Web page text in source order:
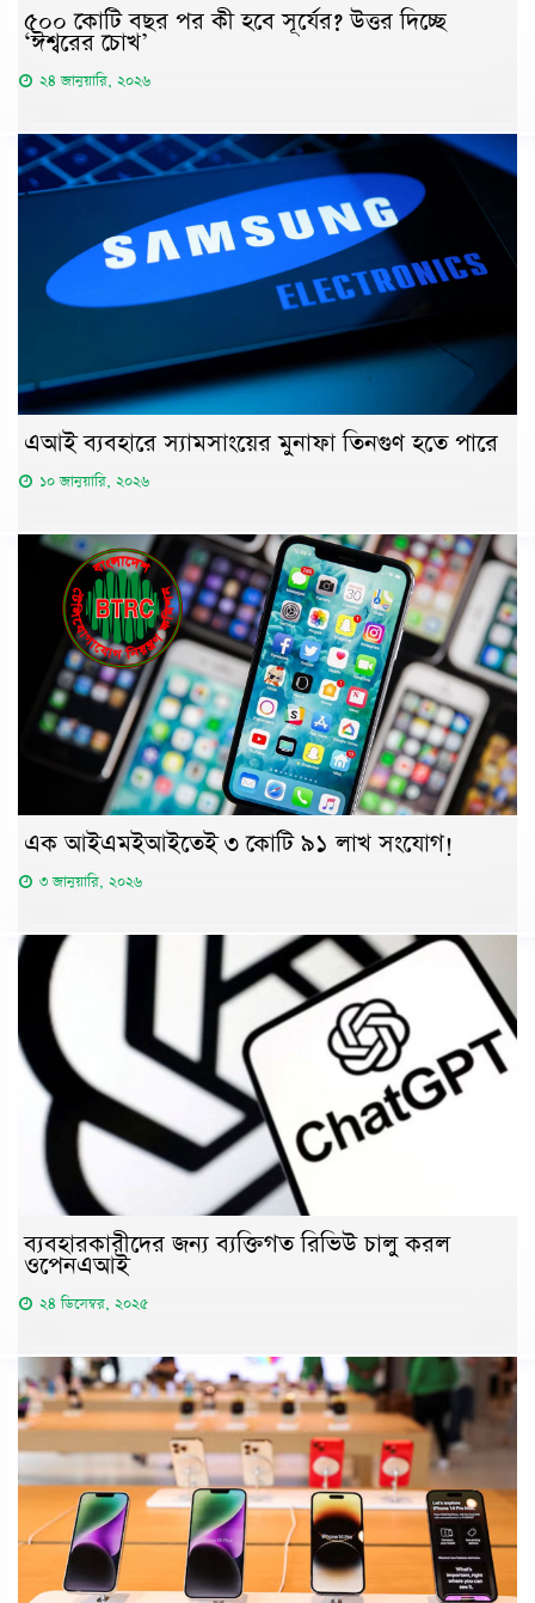
৫০০ কোটি বছর পর কী হবে সূর্যের? উত্তর দিচ্ছে
‘ঈশ্বরের চোখ’
২৪ জানুয়ারি, ২০২৬
এআই ব্যবহারে স্যামসাংয়ের মুনাফা তিনগুণ হতে পারে
১০ জানুয়ারি, ২০২৬
এক আইএমইআইতেই ৩ কোটি ৯১ লাখ সংযোগ!
৩ জানুয়ারি, ২০২৬
ব্যবহারকারীদের জন্য ব্যক্তিগত রিভিউ চালু করল
ওপেনএআই
২৪ ডিসেম্বর, ২০২৫